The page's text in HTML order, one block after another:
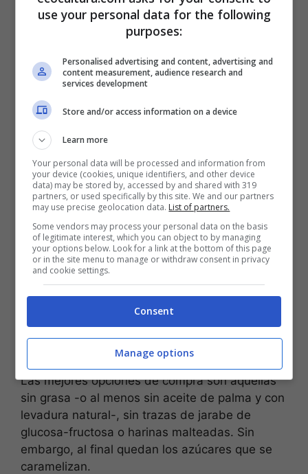
puede saber qué se está comprando. Es decir
que hace falta entender lo que contienen todos
los alimentos industriales que consumimos.
(Foto: Canva)
La Dra. Martinoli explica, que las mejores
galletas saladas son las que se hacen a partir
de harina de trigo integral real. No las de trigo
blando tipo 0. Las galletas saladas más
saludables, de hecho, a menudo son las que se
Las mejores opciones de compra son aquellas
sin grasa -o al menos sin aceite de palma y con
levadura natural-, sin trazas de jarabe de
glucosa-fructosa o harinas malteadas. Sin
embargo, al final quedan los azúcares que se
caramelizan.
use your personal data for the following
purposes:
Personalised advertising and content, advertising and
content measurement, audience research and
services development
Store and/or access information on a device
Learn more
Your personal data will be processed and information from
your device (cookies, unique identifiers, and other device
data) may be stored by, accessed by and shared with 319
partners, or used specifically by this site. We and our partners
may use precise geolocation data. List of partners.
Some vendors may process your personal data on the basis
of legitimate interest, which you can object to by managing
your options below. Look for a link at the bottom of this page
or in the site menu to manage or withdraw consent in privacy
and cookie settings.
Consent
Manage options